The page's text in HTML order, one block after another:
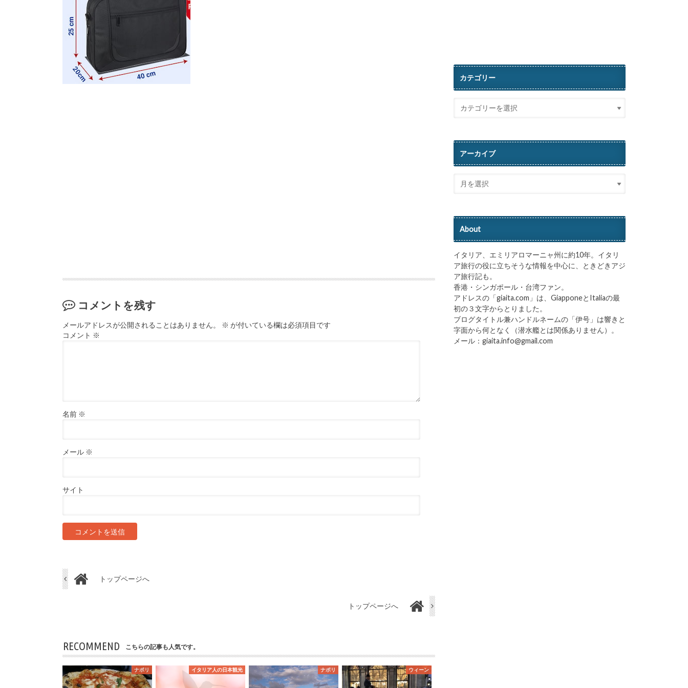
コメントを残す
メールアドレスが公開されることはありません。 ※ が付いている欄は必須項目です
コメント ※
名前 ※
メール ※
サイト
トップページへ
トップページへ
RECOMMEND こちらの記事も人気です。
ナポリ イタリア人の日本観光 ナポリ ウィーン
カテゴリー
アーカイブ
About
イタリア、エミリアロマーニャ州に約10年。イタリ
ア旅行の役に立ちそうな情報を中心に、ときどきアジ
ア旅行記も。
香港・シンガポール・台湾ファン。
アドレスの「giaita.com」は、GiapponeとItaliaの最
初の３文字からとりました。
ブログタイトル兼ハンドルネームの「伊号」は響きと
字面から何となく（潜水艦とは関係ありません）。
メール：giaita.info@gmail.com